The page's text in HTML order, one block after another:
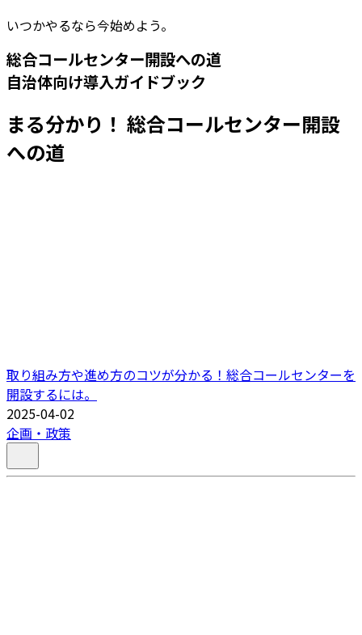
いつかやるなら今始めよう。
総合コールセンター開設への道
自治体向け導入ガイドブック
まる分かり！ 総合コールセンター開設
への道
取り組み方や進め方のコツが分かる！総合コールセンターを
開設するには。
2025-04-02
企画・政策